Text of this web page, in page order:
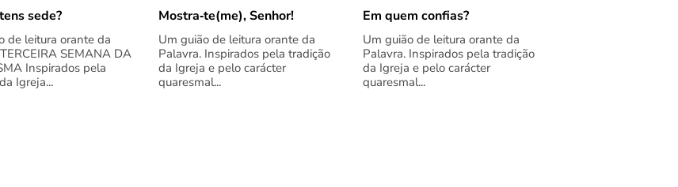
sede?
de leitura orante da
SEMANA DA
Inspirados pela
Igreja...
Mostra‑te(me), Senhor!
Um guião de leitura orante da
Palavra. Inspirados pela tradição
da Igreja e pelo carácter
quaresmal...
Em quem confias?
Um guião de leitura orante da
Palavra. Inspirados pela tradição
da Igreja e pelo carácter
quaresmal...